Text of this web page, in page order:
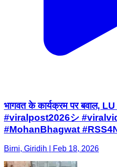
भागवत के कार्यक्रम पर बवाल, LU
#viralpost2026シ
#MohanBhagwat
Birni, Giridih | Feb 18, 2026